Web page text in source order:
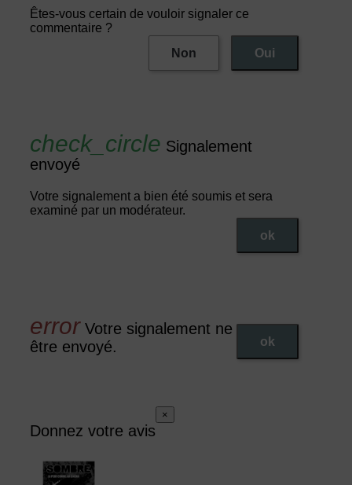
Êtes-vous certain de vouloir signaler ce
commentaire ?
Non
Oui
Signalement
envoyé
Votre signalement a bien été soumis et sera
examiné par un modérateur.
ok
Votre signalement ne peut pas
être envoyé.
ok
Donnez votre avis
×